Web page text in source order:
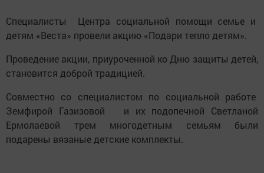
Специалисты Центра социальной помощи семье и
детям «Веста» провели акцию «Подари тепло детям».
Проведение акции, приуроченной ко Дню защиты детей,
становится доброй традицией.
Совместно со специалистом по социальной работе
Земфирой Газизовой и их подопечной Светланой
Ермолаевой трем многодетным семьям были
подарены вязаные детские комплекты.